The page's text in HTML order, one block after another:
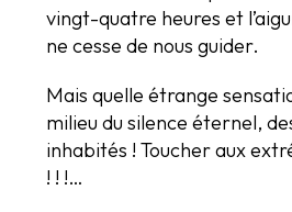
vingt-quatre heures et
ne cesse de nous guider.
Mais quelle étrange
milieu du silence éternel,
inhabités ! Toucher aux
! ! !…